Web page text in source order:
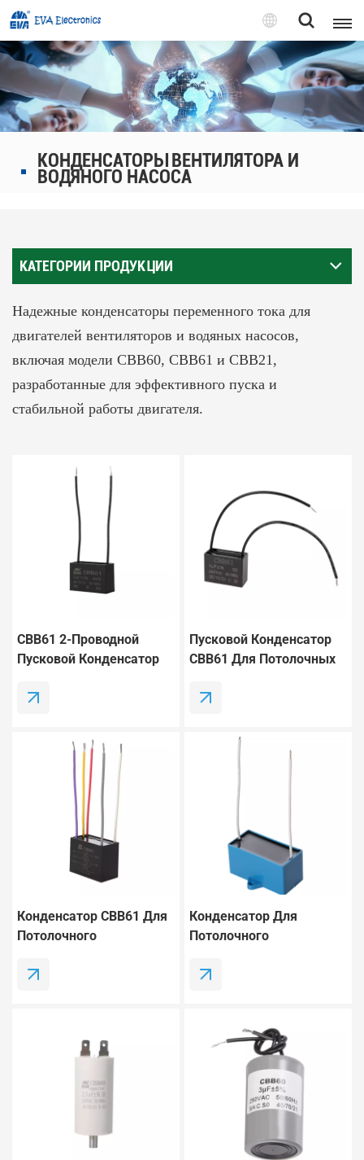
Pусский
English
Pусский
Tiếng việt
КОНДЕНСАТОРЫ ВЕНТИЛЯТОРА И
ВОДЯНОГО НАСОСА
КАТЕГОРИИ ПРОДУКЦИИ
Надежные конденсаторы переменного тока для
двигателей вентиляторов и водяных насосов,
включая модели CBB60, CBB61 и CBB21,
разработанные для эффективного пуска и
стабильной работы двигателя.
CBB61 2-Проводной
Пусковой Конденсатор
МкФ
Пусковой Конденсатор
CBB61 Для Потолочных
Вентиляционных Систем
Конденсатор CBB61 Для
Потолочного
Переменного Тока 250 В
Вентилятора.
Конденсатор Для
Потолочного
Провода, 5 МкФ, 50/60